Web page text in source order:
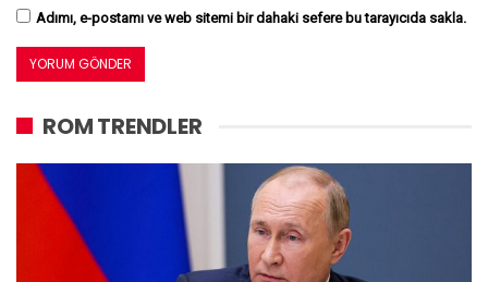
Adımı, e-postamı ve web sitemi bir dahaki sefere bu tarayıcıda sakla.
ROM TRENDLER